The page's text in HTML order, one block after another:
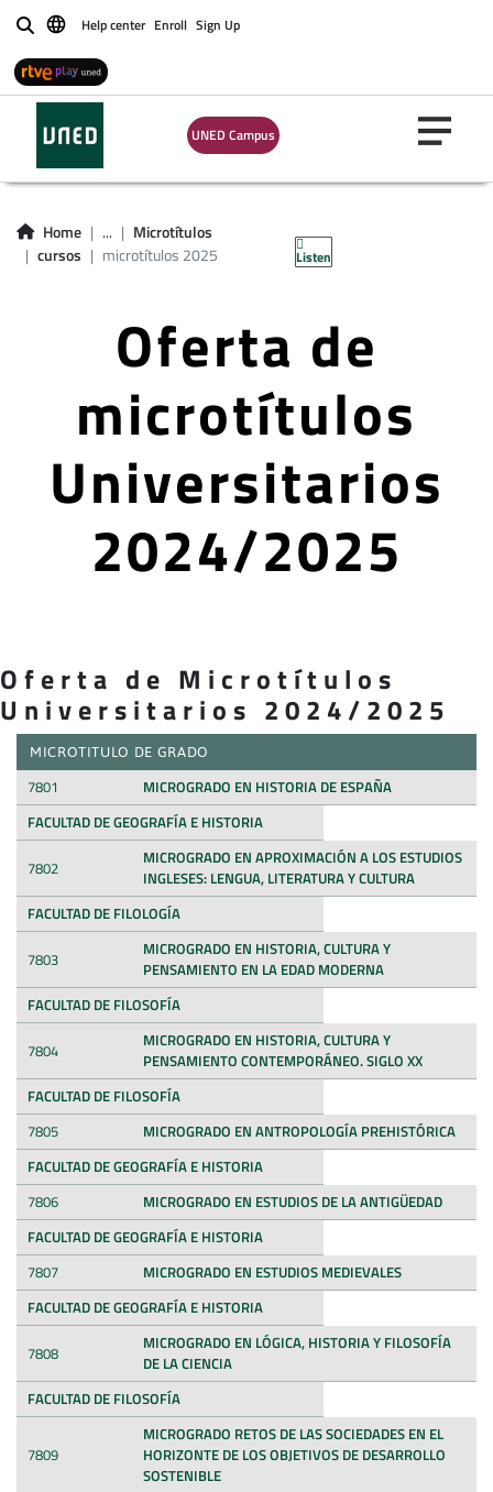
BuscarHelp center Enroll Sign Up
UNED Campus
Home ...
Microtítulos
cursos
microtítulos 2025 Listen
Oferta de
microtítulos
Universitarios
2024/2025
Oferta de Microtítulos
Universitarios 2024/2025
MICROTITULO DE GRADO
7801
MICROGRADO EN HISTORIA DE ESPAÑA
FACULTAD DE GEOGRAFÍA E HISTORIA
7802
MICROGRADO EN APROXIMACIÓN A LOS ESTUDIOS
INGLESES: LENGUA, LITERATURA Y CULTURA
FACULTAD DE FILOLOGÍA
7803
MICROGRADO EN HISTORIA, CULTURA Y
PENSAMIENTO EN LA EDAD MODERNA
FACULTAD DE FILOSOFÍA
7804
MICROGRADO EN HISTORIA, CULTURA Y
PENSAMIENTO CONTEMPORÁNEO. SIGLO XX
FACULTAD DE FILOSOFÍA
7805
MICROGRADO EN ANTROPOLOGÍA PREHISTÓRICA
FACULTAD DE GEOGRAFÍA E HISTORIA
7806
MICROGRADO EN ESTUDIOS DE LA ANTIGÜEDAD
FACULTAD DE GEOGRAFÍA E HISTORIA
7807
MICROGRADO EN ESTUDIOS MEDIEVALES
FACULTAD DE GEOGRAFÍA E HISTORIA
7808
MICROGRADO EN LÓGICA, HISTORIA Y FILOSOFÍA
DE LA CIENCIA
FACULTAD DE FILOSOFÍA
7809
MICROGRADO RETOS DE LAS SOCIEDADES EN EL
HORIZONTE DE LOS OBJETIVOS DE DESARROLLO
SOSTENIBLE